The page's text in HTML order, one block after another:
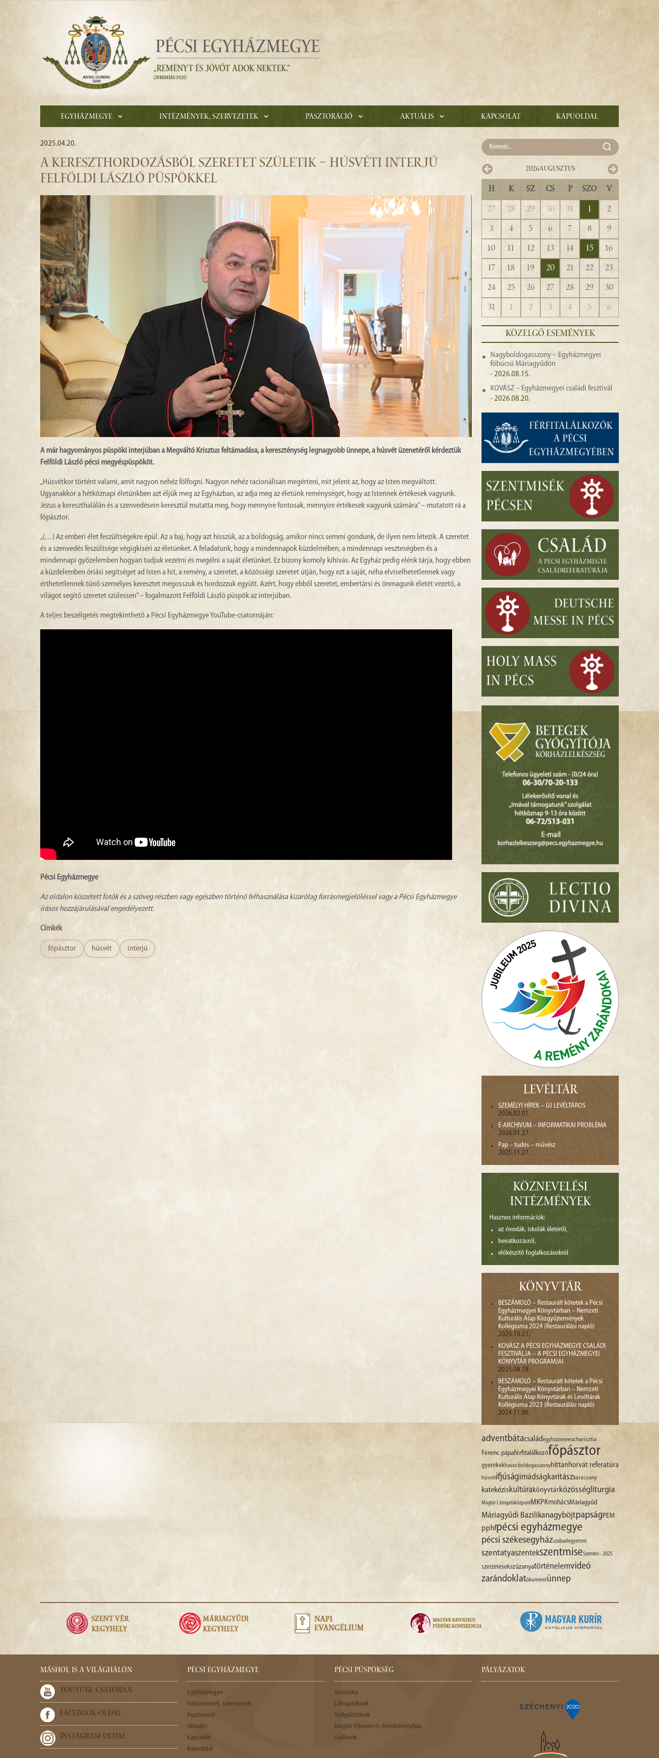
Egyházmegye Intézmények, szervezetek Pasztoráció Aktuális Kapcsolat Kapuoldal
2025.04.20.
A KERESZTHORDOZÁSBÓL SZERETET SZÜLETIK – HÚSVÉTI INTERJÚ
FELFÖLDI LÁSZLÓ PÜSPÖKKEL
A már hagyományos püspöki interjúban a Megváltó Krisztus feltámadása, a kereszténység legnagyobb ünnepe, a húsvét üzenetéről kérdeztük
Felföldi László pécsi megyéspüspököt.
„Húsvétkor történt valami, amit nagyon nehéz fölfogni. Nagyon nehéz racionálisan megérteni, mit jelent az, hogy az Isten megváltott.
Ugyanakkor a hétköznapi életünkben azt éljük meg az Egyházban, az adja meg az életünk reménységét, hogy az Istennek értékesek vagyunk.
Jézus a kereszthalálán és a szenvedésein keresztül mutatta meg, hogy mennyire fontosak, mennyire értékesek vagyunk számára” – mutatott rá a
főpásztor.
„(…) Az emberi élet feszültségekre épül. Az a baj, hogy azt hisszük, az a boldogság, amikor nincs semmi gondunk, de ilyen nem létezik. A szeretet
és a szenvedés feszültsége végigkíséri az életünket. A feladatunk, hogy a mindennapok küzdelmében, a mindennapi veszteségben és a
mindennapi győzelemben hogyan tudjuk vezetni és megélni a saját életünket. Ez bizony komoly kihívás. Az Egyház pedig elénk tárja, hogy ebben
a küzdelemben óriási segítséget ad Isten a hit, a remény, a szeretet, a közösségi szeretet útján, hogy ezt a saját, néha elviselhetetlennek vagy
érthetetlennek tűnő személyes keresztet megosszuk és hordozzuk együtt. Azért, hogy ebből szeretet, embertársi és önmagunk életét vezető, a
világot segítő szeretet szülessen” – fogalmazott Felföldi László püspök az interjúban.
A teljes beszélgetés megtekinthető a Pécsi Egyházmegye YouTube-csatornáján:
Pécsi Egyházmegye
Az oldalon közzétett fotók és a szöveg részben vagy egészben történő felhasználása kizárólag forrásmegjelöléssel vagy a Pécsi Egyházmegye
írásos hozzájárulásával engedélyezett.
Címkék
főpásztor húsvét interjú
2026Augusztus
H K SZ CS P SZO V
27 28 29 30 31 1
2
3
4 5 6 7 8
9
10
11 12 13 14 15
16
17
18 19 20 21 22
23
24
25 26 27 28 29
30
31
1 2 3 4 5 6
KÖZELGŐ ESEMÉNYEK
Nagyboldogasszony – Egyházmegyei
főbúcsú Máriagyűdön
- 2026.08.15.
KOVÁSZ – Egyházmegyei családi fesztivál
- 2026.08.20.
LEVÉLTÁR
SZEMÉLYI HÍREK – ÚJ LEVÉLTÁROS
2026.02.01.
E-ARCHIVUM – INFORMATIKAI PROBLÉMA
2026.01.27.
Pap – tudós – művész
2025.11.27.
KÖZNEVELÉSI
INTÉZMÉNYEK
Hasznos információk:
az óvodák, iskolák életéről,
beiratkozásról,
előkészítő foglalkozásokról
KÖNYVTÁR
BESZÁMOLÓ – Restaurált kötetek a Pécsi
Egyházmegyei Könyvtárban – Nemzeti
Kulturális Alap Közgyűjtemények
Kollégiuma 2024 (Restaurálási napló)
2025.10.21.
KOVÁSZ A PÉCSI EGYHÁZMEGYE CSALÁDI
FESZTIVÁLJA – A PÉCSI EGYHÁZMEGYEI
KÖNYVTÁR PROGRAMJAI
2025.08.18.
BESZÁMOLÓ – Restaurált kötetek a Pécsi
Egyházmegyei Könyvtárban – Nemzeti
Kulturális Alap Könyvtárak és Levéltárak
Kollégiuma 2023 (Restaurálási napló)
2024.11.06.
adventbátacsaládegyházzeneeucharisztia
Ferenc pápaférfitalálkozófőpásztor
gyerekekhavas boldogasszonyhittanhorvát referatúra
húsvétifjúságimádságkaritászkarácsony
katekéziskultúra könyvtárközösségliturgia
Magtár LátogatóközpontMKPKmohácsMáriagyűd
Máriagyűdi Bazilikanagyböjtpapság PEM
pphfpécsi egyházmegye
pécsi székesegyházszabadegyetem
szentatyaszentekszentmiseSzentév - 2025
szerzetesekszűzanyatörténelemvideó
zarándoklatökumenéünnep
MÁSHOL IS A VILÁGHÁLÓN
YOUTUBE-CSATORNA
FACEBOOK-OLDAL
INSTAGRAM-OLDAL
PÉCSI EGYHÁZMEGYE
Egyházmegye
Intézmények, szervezetek
Pasztoráció
Aktuális
Kapcsolat
Kapuoldal
PÉCSI PÜSPÖKSÉG
Turisztika
Látogatóknak
Szolgáltatások
Magtár Étterem és Rendezvényház
Szállások
PÁLYÁZATOK